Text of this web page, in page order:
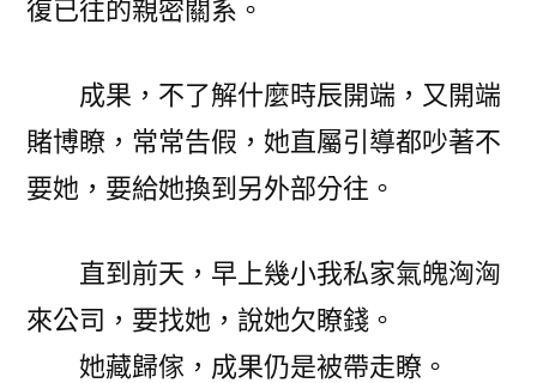
復已往的親密關系。
成果，不了解什麼時辰開端，又開端
賭博瞭，常常告假，她直屬引導都吵著不
要她，要給她換到另外部分往。
直到前天，早上幾小我私家氣魄洶洶
來公司，要找她，說她欠瞭錢。
她藏歸傢，成果仍是被帶走瞭。